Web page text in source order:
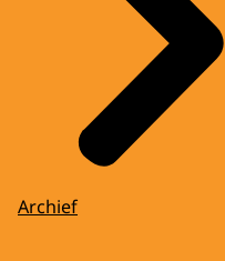
Archief